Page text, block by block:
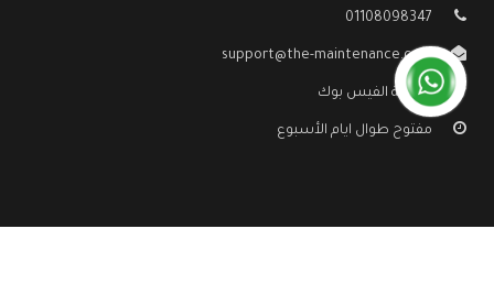
01108098347
support@the-maintenance.com
صفحة الفيس بوك
مفتوح طوال ايام الأسبوع